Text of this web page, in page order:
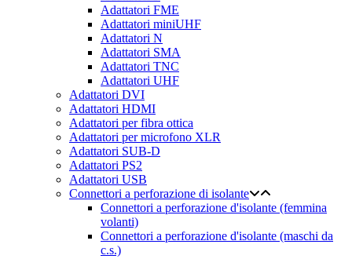
Adattatori FME
Adattatori miniUHF
Adattatori N
Adattatori SMA
Adattatori TNC
Adattatori UHF
Adattatori DVI
Adattatori HDMI
Adattatori per fibra ottica
Adattatori per microfono XLR
Adattatori SUB-D
Adattatori PS2
Adattatori USB
Connettori a perforazione di isolante
Connettori a perforazione d'isolante (femmina
volanti)
Connettori a perforazione d'isolante (maschi da
c.s.)